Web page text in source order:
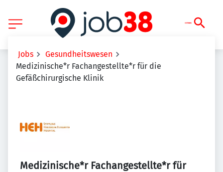
Jobs
Gesundheitswesen
Medizinische*r Fachangestellte*r für die
Gefäßchirurgische Klinik
Medizinische*r Fachangestellte*r für